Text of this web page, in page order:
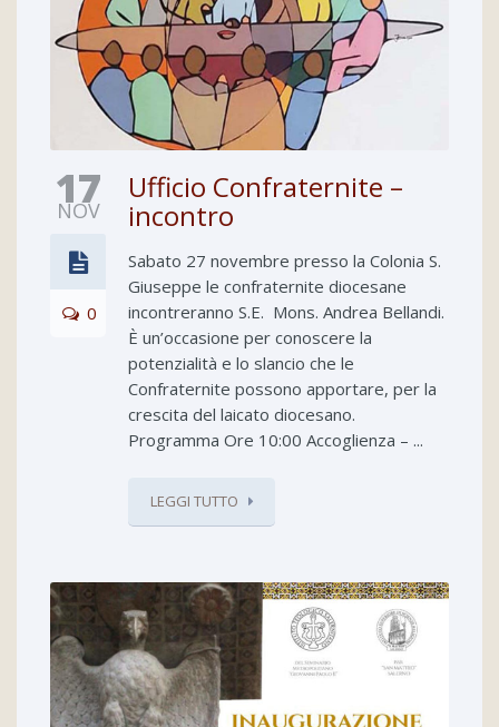
17
NOV
0
Ufficio Confraternite –
incontro
Sabato 27 novembre presso la Colonia S.
Giuseppe le confraternite diocesane
incontreranno S.E. Mons. Andrea Bellandi.
È un’occasione per conoscere la
potenzialità e lo slancio che le
Confraternite possono apportare, per la
crescita del laicato diocesano.
Programma Ore 10:00 Accoglienza – ...
LEGGI TUTTO